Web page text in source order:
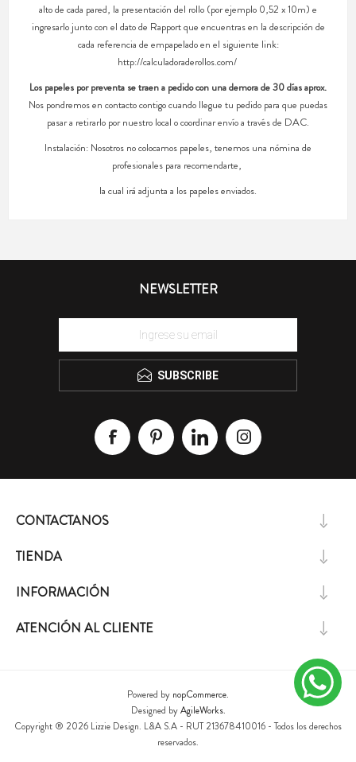
alto de cada pared, la presentación del rollo (por ejemplo 0,52 x 10m) e
ingresarlo junto con el dato de Rapport que encuentras en la descripción de
cada referencia de empapelado en el siguiente link:
http://calculadoraderollos.com/
Los papeles por preventa se traen a pedido con una demora de 30 días aprox.
Nos pondremos en contacto contigo cuando llegue tu pedido para que puedas
pasar a retirarlo por nuestro local o coordinar envío a través de DAC.
Instalación: Nosotros no colocamos papeles, tenemos una nómina de
profesionales para recomendarte,
la cual irá adjunta a los papeles enviados.
NEWSLETTER
SUBSCRIBE
CONTACTANOS
TIENDA
INFORMACIÓN
ATENCIÓN AL CLIENTE
Powered by nopCommerce.
Designed byAgileWorks.
Copyright ® 2026 Lizzie Design. L&A S.A - RUT 213678410016 - Todos los derechos
reservados.